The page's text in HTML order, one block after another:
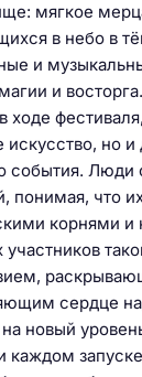
мягкое
в небо в
и
и
ходе
искусство, но
события.
понимая, что
корнями и
сердце
новый
каждом